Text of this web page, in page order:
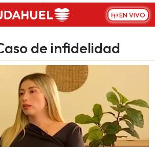
EN VIVO
de infidelidad